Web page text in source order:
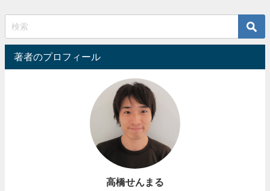
著者のプロフィール
高橋せんまる